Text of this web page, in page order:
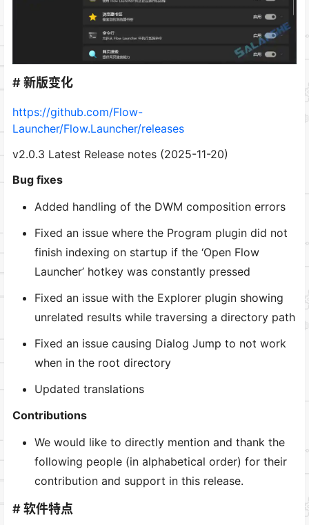
# 新版变化
https://github.com/Flow-
Launcher/Flow.Launcher/releases
v2.0.3 Latest Release notes (2025-11-20)
Bug fixes
Added handling of the DWM composition errors
Fixed an issue where the Program plugin did not
finish indexing on startup if the ‘Open Flow
Launcher’ hotkey was constantly pressed
Fixed an issue with the Explorer plugin showing
unrelated results while traversing a directory path
Fixed an issue causing Dialog Jump to not work
when in the root directory
Updated translations
Contributions
We would like to directly mention and thank the
following people (in alphabetical order) for their
contribution and support in this release.
# 软件特点